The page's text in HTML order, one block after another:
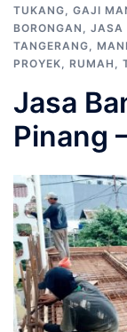
TUKANG, GAJI
BORONGAN , JASA
TANGERANG,
PROYEK, RUMAH ,
Jasa
Pinang